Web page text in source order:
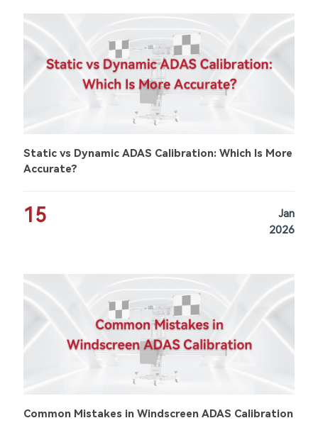
Static vs Dynamic ADAS Calibration: Which Is More
Accurate?
15
Jan
2026
Common Mistakes in Windscreen ADAS Calibration